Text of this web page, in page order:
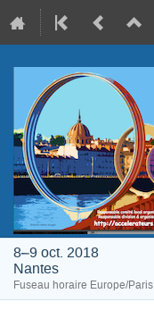
8–9 oct. 2018
Nantes
Fuseau horaire Europe/Paris